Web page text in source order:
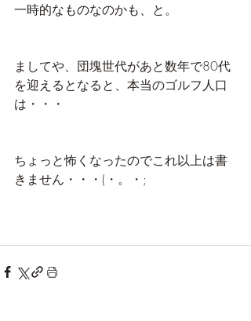
一時的なものなのかも、と。
ましてや、団塊世代があと数年で80代
を迎えるとなると、本当のゴルフ人口
は・・・
ちょっと怖くなったのでこれ以上は書
きません・・・(・。・;